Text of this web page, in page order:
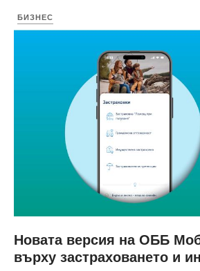
БИЗНЕС
Новата версия на ОББ
върху застраховането и